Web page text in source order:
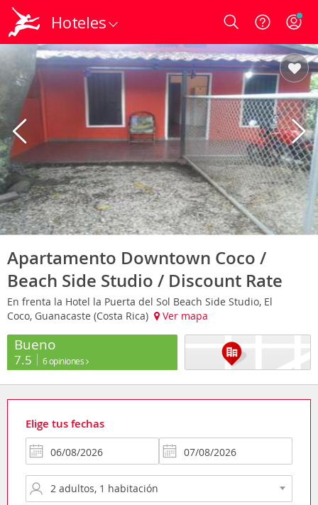
Hoteles Login
Apartamento Downtown Coco /
Beach Side Studio / Discount Rate
En frenta la Hotel la Puerta del Sol Beach Side Studio, El
Coco, Guanacaste (Costa Rica)
Ver mapa
Bueno
7.5 6 opiniones
Elige tus fechas